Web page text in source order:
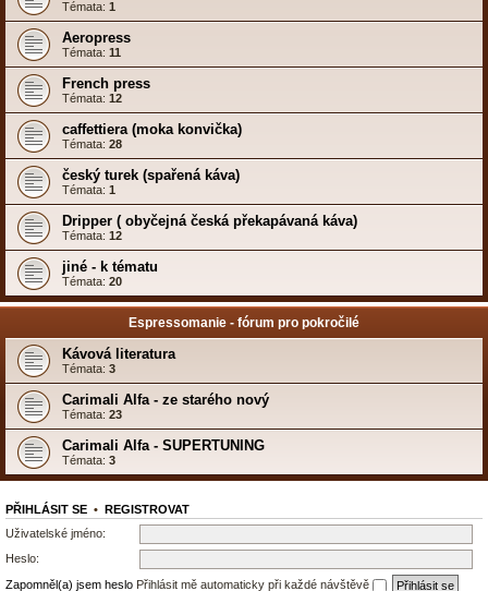
Témata: 1
Aeropress
Témata: 11
French press
Témata: 12
caffettiera (moka konvička)
Témata: 28
český turek (spařená káva)
Témata: 1
Dripper ( obyčejná česká překapávaná káva)
Témata: 12
jiné - k tématu
Témata: 20
Espressomanie - fórum pro pokročilé
Kávová literatura
Témata: 3
Carimali Alfa - ze starého nový
Témata: 23
Carimali Alfa - SUPERTUNING
Témata: 3
PŘIHLÁSIT SE • REGISTROVAT
Uživatelské jméno:
Heslo:
Zapomněl(a) jsem heslo Přihlásit mě automaticky při každé návštěvě